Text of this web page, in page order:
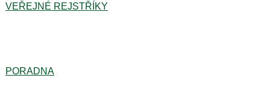
VEŘEJNÉ REJSTŘÍKY
PORADNA